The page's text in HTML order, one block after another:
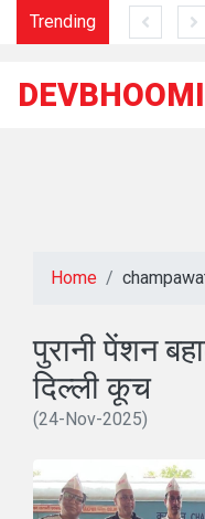
Trending
का कारावास
DEVBHOOMI
Home
पुरानी पेंशन
दिल्ली कूच
(24-Nov-2025)